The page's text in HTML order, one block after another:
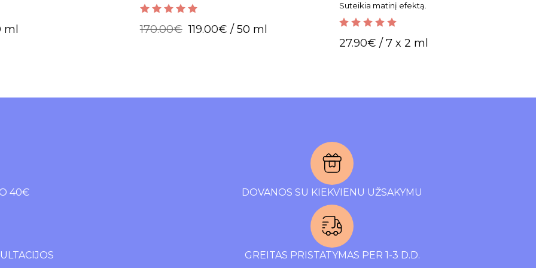
ml 170.00€ 119.00€ / 50 ml
Suteikia matinį efektą.
out of 5
27.90€ / 7 x 2 ml
40€ DOVANOS SU KIEKVIENU UŽSAKYMU
GREITAS PRISTATYMAS PER 1-3 D.D.